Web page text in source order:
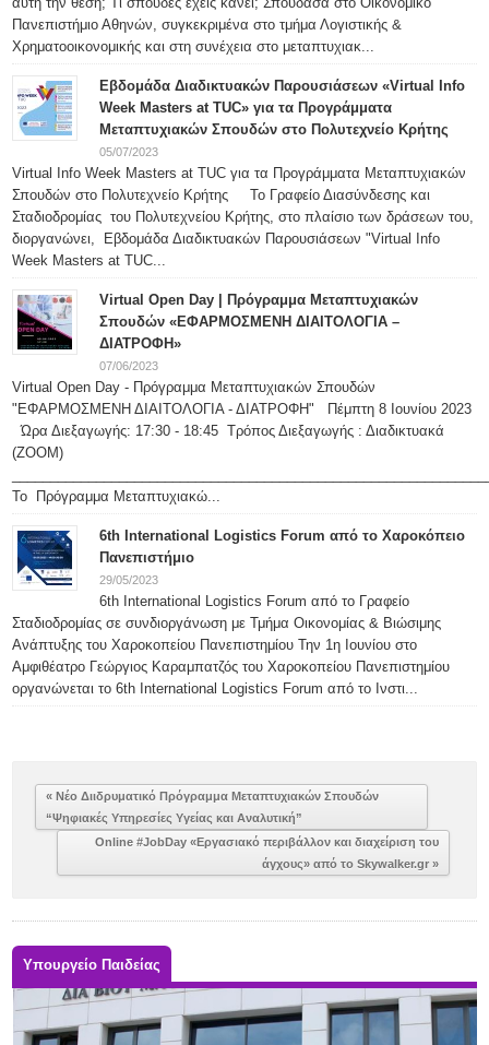
Πανεπιστήμιο Αθηνών, συγκεκριμένα στο τμήμα Λογιστικής &
Χρηματοοικονομικής και στη συνέχεια στο μεταπτυχιακ...
Εβδομάδα Διαδικτυακών Παρουσιάσεων «Virtual Info
Week Masters at TUC» για τα Προγράμματα
Μεταπτυχιακών Σπουδών στο Πολυτεχνείο Κρήτης
05/07/2023
Virtual Info Week Masters at TUC για τα Προγράμματα Μεταπτυχιακών
Σπουδών στο Πολυτεχνείο Κρήτης Το Γραφείο Διασύνδεσης και
Σταδιοδρομίας του Πολυτεχνείου Κρήτης, στο πλαίσιο των δράσεων του,
διοργανώνει, Εβδομάδα Διαδικτυακών Παρουσιάσεων "Virtual Info
Week Masters at TUC...
Virtual Open Day | Πρόγραμμα Μεταπτυχιακών
Σπουδών «ΕΦΑΡΜΟΣΜΕΝΗ ΔΙΑΙΤΟΛΟΓΙΑ –
ΔΙΑΤΡΟΦΗ»
07/06/2023
Virtual Open Day - Πρόγραμμα Μεταπτυχιακών Σπουδών
"ΕΦΑΡΜΟΣΜΕΝΗ ΔΙΑΙΤΟΛΟΓΙΑ - ΔΙΑΤΡΟΦΗ" Πέμπτη 8 Ιουνίου 2023
Ώρα Διεξαγωγής: 17:30 - 18:45 Τρόπος Διεξαγωγής : Διαδικτυακά
(ΖΟΟΜ)
Το Πρόγραμμα Μεταπτυχιακώ...
6th International Logistics Forum από το Χαροκόπειο
Πανεπιστήμιο
29/05/2023
6th International Logistics Forum από το Γραφείο
Σταδιοδρομίας σε συνδιοργάνωση με Τμήμα Οικονομίας & Βιώσιμης
Ανάπτυξης του Χαροκοπείου Πανεπιστημίου Την 1η Ιουνίου στο
Αμφιθέατρο Γεώργιος Καραμπατζός του Χαροκοπείου Πανεπιστημίου
οργανώνεται το 6th International Logistics Forum από το Ινστι...
« Νέο Διιδρυματικό Πρόγραμμα Μεταπτυχιακών Σπουδών
“Ψηφιακές Υπηρεσίες Υγείας και Αναλυτική”
Online #JobDay «Εργασιακό περιβάλλον και διαχείριση του
άγχους» από το Skywalker.gr »
Υπουργείο Παιδείας